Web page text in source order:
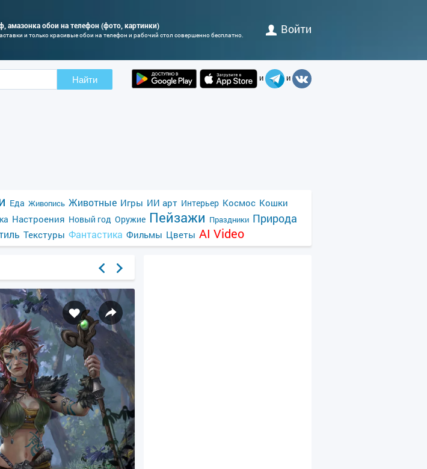
амазонка обои на телефон (фото, картинки)
и только красивые обои на телефон и рабочий стол совершенно бесплатно. Войти
Найти и и
Еда Живопись Животные Игры ИИ арт Интерьер Космос Кошки
Настроения Новый год Оружие Пейзажи Праздники Природа
Текстуры Фантастика Фильмы Цветы AI Video